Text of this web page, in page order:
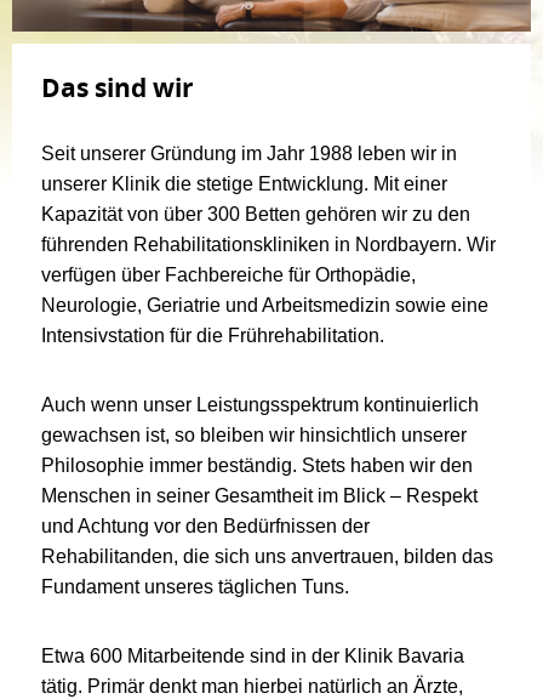
Das sind wir
Seit unserer Gründung im Jahr 1988 leben wir in
unserer Klinik die stetige Entwicklung. Mit einer
Kapazität von über 300 Betten gehören wir zu den
führenden Rehabilitationskliniken in Nordbayern. Wir
verfügen über Fachbereiche für Orthopädie,
Neurologie, Geriatrie und Arbeitsmedizin sowie eine
Intensivstation für die Frührehabilitation.
Auch wenn unser Leistungsspektrum kontinuierlich
gewachsen ist, so bleiben wir hinsichtlich unserer
Philosophie immer beständig. Stets haben wir den
Menschen in seiner Gesamtheit im Blick – Respekt
und Achtung vor den Bedürfnissen der
Rehabilitanden, die sich uns anvertrauen, bilden das
Fundament unseres täglichen Tuns.
Etwa 600 Mitarbeitende sind in der Klinik Bavaria
tätig. Primär denkt man hierbei natürlich an Ärzte,